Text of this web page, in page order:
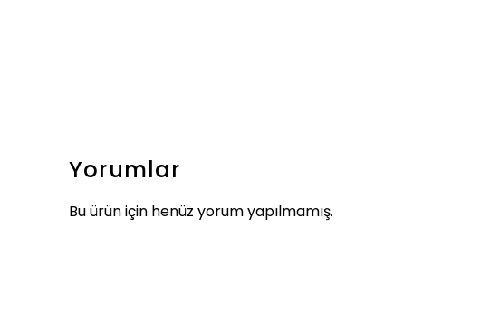
Yorumlar
Bu ürün için henüz yorum yapılmamış.